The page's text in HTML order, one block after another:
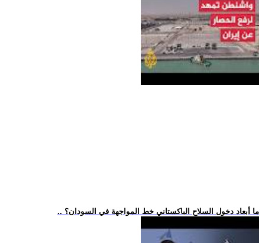
.. ما أبعاد دخول السلاح الباكستاني خط المواجهة في السودان؟